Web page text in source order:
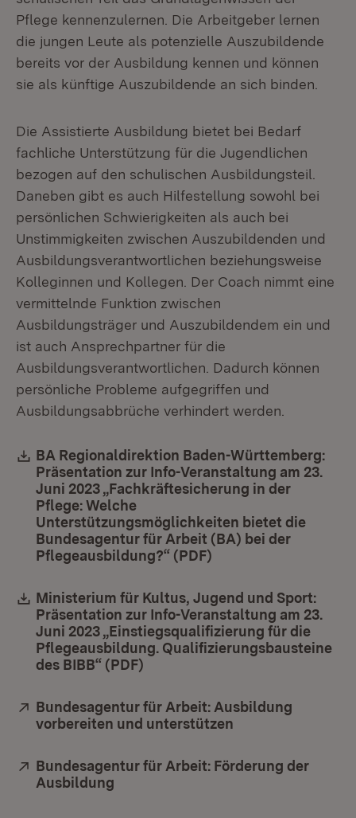
Pflege kennenzulernen. Die Arbeitgeber lernen
die jungen Leute als potenzielle Auszubildende
bereits vor der Ausbildung kennen und können
sie als künftige Auszubildende an sich binden.
Die Assistierte Ausbildung bietet bei Bedarf
fachliche Unterstützung für die Jugendlichen
bezogen auf den schulischen Ausbildungsteil.
Daneben gibt es auch Hilfestellung sowohl bei
persönlichen Schwierigkeiten als auch bei
Unstimmigkeiten zwischen Auszubildenden und
Ausbildungsverantwortlichen beziehungsweise
Kolleginnen und Kollegen. Der Coach nimmt eine
vermittelnde Funktion zwischen
Ausbildungsträger und Auszubildendem ein und
ist auch Ansprechpartner für die
Ausbildungsverantwortlichen. Dadurch können
persönliche Probleme aufgegriffen und
Ausbildungsabbrüche verhindert werden.
Download:
BA Regionaldirektion Baden-Württemberg:
Präsentation zur Info-Veranstaltung am 23.
Juni 2023 „Fachkräftesicherung in der
Pflege: Welche
Unterstützungsmöglichkeiten bietet die
Bundesagentur für Arbeit (BA) bei der
Pflegeausbildung?“ (PDF)
Download:
Ministerium für Kultus, Jugend und Sport:
Präsentation zur Info-Veranstaltung am 23.
Juni 2023 „Einstiegsqualifizierung für die
Pflegeausbildung. Qualifizierungsbausteine
des BIBB“ (PDF)
Extern:
Bundesagentur für Arbeit: Ausbildung
vorbereiten und unterstützen
Extern:
Bundesagentur für Arbeit: Förderung der
Ausbildung